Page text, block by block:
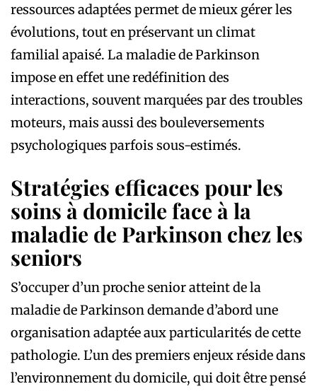
ressources adaptées permet de mieux gérer les
évolutions, tout en préservant un climat
familial apaisé. La maladie de Parkinson
impose en effet une redéfinition des
interactions, souvent marquées par des troubles
moteurs, mais aussi des bouleversements
psychologiques parfois sous-estimés.
Stratégies efficaces pour les
soins à domicile face à la
maladie de Parkinson chez les
seniors
S’occuper d’un proche senior atteint de la
maladie de Parkinson demande d’abord une
organisation adaptée aux particularités de cette
pathologie. L’un des premiers enjeux réside dans
l’environnement du domicile, qui doit être pensé